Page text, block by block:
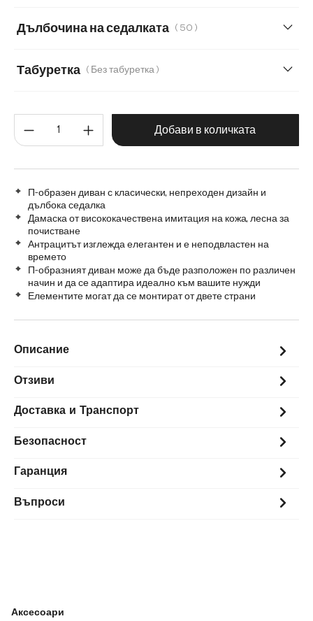
Дълбочина на седалката ( 50 )
Табуретка ( Без табуретка )
Количество на продукта:
Добави в количката
П-образен диван с класически, непреходен дизайн и
дълбока седалка
Дамаска от висококачествена имитация на кожа, лесна за
почистване
Антрацитът изглежда елегантен и е неподвластен на
времето
П-образният диван може да бъде разположен по различен
начин и да се адаптира идеално към вашите нужди
Елементите могат да се монтират от двете страни
Описание
Отзиви
Доставка и Транспорт
Безопасност
Гаранция
Въпроси
Аксесоари